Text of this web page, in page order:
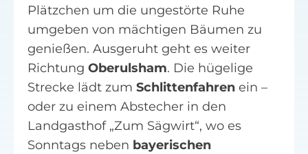
Plätzchen um die ungestörte Ruhe
umgeben von mächtigen Bäumen zu
genießen. Ausgeruht geht es weiter
Richtung Oberulsham. Die hügelige
Strecke lädt zum Schlittenfahrenein –
oder zu einem Abstecher in den
Landgasthof „Zum Sägwirt“, wo es
Sonntags neben bayerischen